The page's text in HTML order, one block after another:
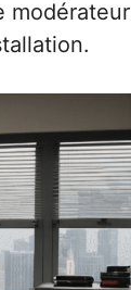
modérateur